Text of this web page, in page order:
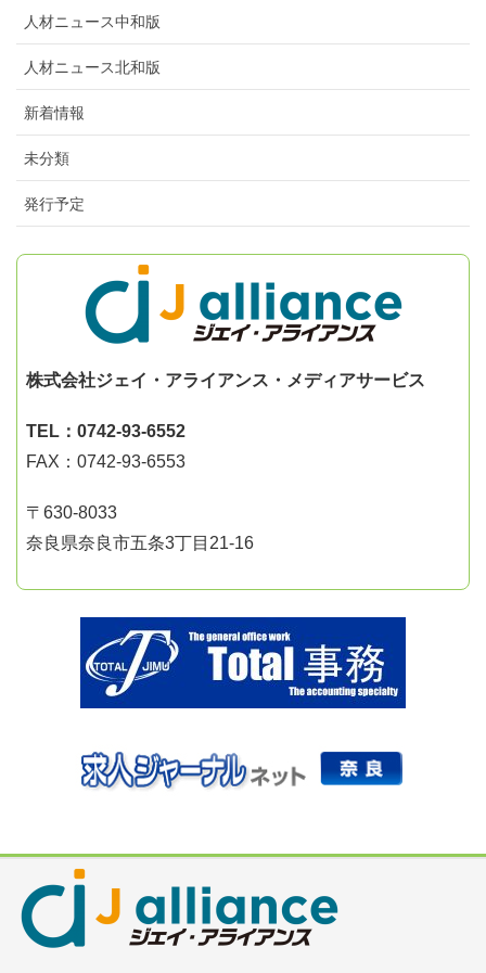
人材ニュース中和版
人材ニュース北和版
新着情報
未分類
発行予定
株式会社ジェイ・アライアンス・メディアサービス
TEL：0742-93-6552
FAX：0742-93-6553
〒630-8033
奈良県奈良市五条3丁目21-16